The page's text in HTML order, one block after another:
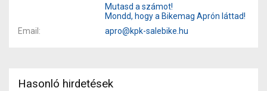
Mutasd a számot!
Mondd, hogy a Bikemag Aprón láttad!
Email
apro@kpk-salebike.hu
Hasonló hirdetések